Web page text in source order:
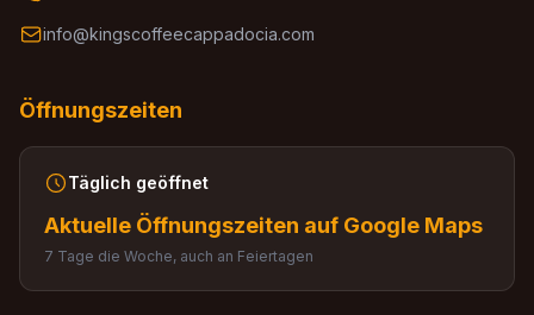
info@kingscoffeecappadocia.com
Öffnungszeiten
Täglich geöffnet
Aktuelle Öffnungszeiten auf Google Maps
7 Tage die Woche, auch an Feiertagen